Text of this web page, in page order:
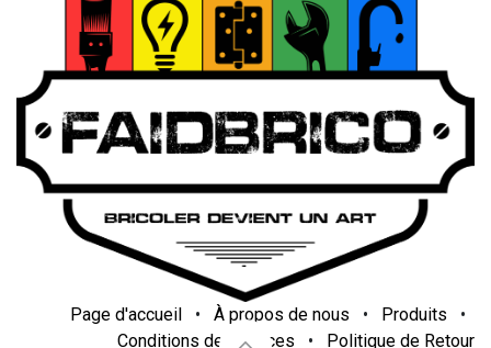
Page d'accueil • À propos de nous • Produits
•
Conditions de services
• Politique de Retour